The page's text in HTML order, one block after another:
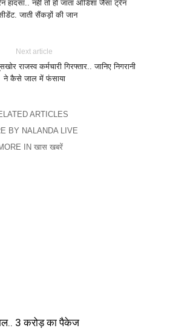
हादसा.. नहीं तो हो जाता ओडिशा जैसा ट्रेन
जाती सैंकड़ों की जान
Next article
राजस्व कर्मचारी गिरफ्तार.. जानिए निगरानी
ने कैसे जाल में फंसाया
ARTICLES
BY NALANDA LIVE
IN खास खबरें
3 करोड़ का पैकेज